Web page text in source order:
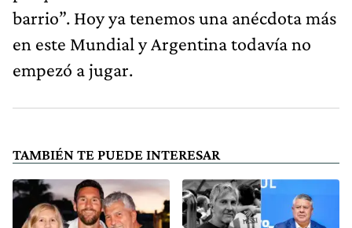
barrio”. Hoy ya tenemos una anécdota más
en este Mundial y Argentina todavía no
empezó a jugar.
TAMBIÉN TE PUEDE INTERESAR